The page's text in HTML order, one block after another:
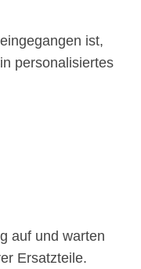
ist,
personalisiertes
auf und warten
Ersatzteile.